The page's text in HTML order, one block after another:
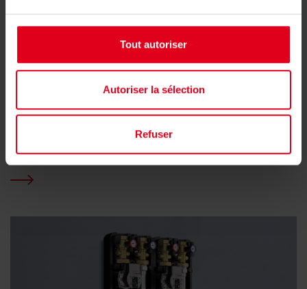
Tout autoriser
Autoriser la sélection
Refuser
Séparateur magnétique ultra-
compact